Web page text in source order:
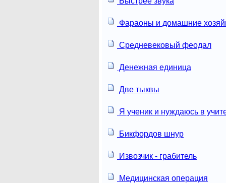
Фараоны и домашние
Средневековый феодал
Денежная единица
Две тыквы
Я ученик и нуждаюсь в
Бикфордов шнур
Извозчик - грабитель
Медицинская операция